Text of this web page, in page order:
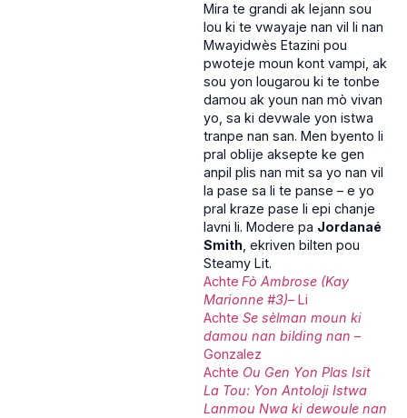
Mira te grandi ak lejann sou
lou ki te vwayaje nan vil li nan
Mwayidwès Etazini pou
pwoteje moun kont vampi, ak
sou yon lougarou ki te tonbe
damou ak youn nan mò vivan
yo, sa ki devwale yon istwa
tranpe nan san. Men byento li
pral oblije aksepte ke gen
anpil plis nan mit sa yo nan vil
la pase sa li te panse – e yo
pral kraze pase li epi chanje
lavni li. Modere pa Jordanaé
Smith, ekriven bilten pou
Steamy Lit.
Achte Fò Ambrose (Kay
Marionne #3)– Li
Achte Se sèlman moun ki
damou nan bilding nan –
Gonzalez
Achte Ou Gen Yon Plas Isit
La Tou: Yon Antoloji Istwa
Lanmou Nwa ki dewoule nan